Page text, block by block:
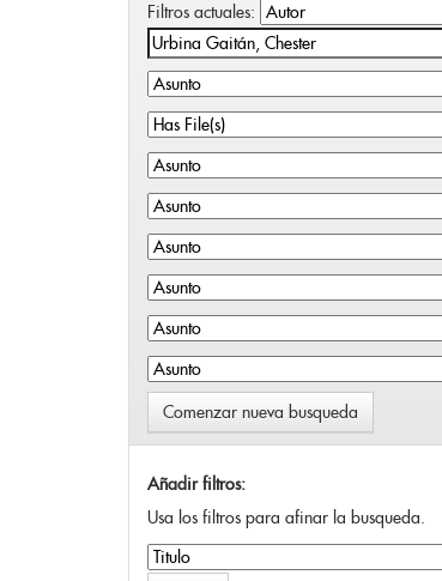
Filtros actuales:
Comenzar nueva busqueda
Añadir filtros:
Usa los filtros para afinar la busqueda.